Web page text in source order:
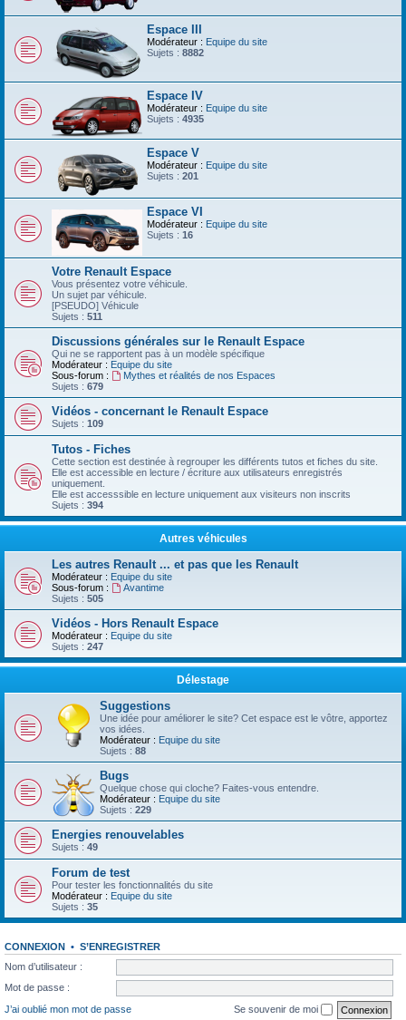
Espace III
Modérateur : Equipe du site
Sujets : 8882
Espace IV
Modérateur : Equipe du site
Sujets : 4935
Espace V
Modérateur : Equipe du site
Sujets : 201
Espace VI
Modérateur : Equipe du site
Sujets : 16
Votre Renault Espace
Vous présentez votre véhicule.
Un sujet par véhicule.
[PSEUDO] Véhicule
Sujets : 511
Discussions générales sur le Renault Espace
Qui ne se rapportent pas à un modèle spécifique
Modérateur : Equipe du site
Sous-forum :
Mythes et réalités de nos Espaces
Sujets : 679
Vidéos - concernant le Renault Espace
Sujets : 109
Tutos - Fiches
Cette section est destinée à regrouper les différents tutos et fiches du site.
Elle est accessible en lecture / écriture aux utilisateurs enregistrés
uniquement.
Elle est accesssible en lecture uniquement aux visiteurs non inscrits
Sujets : 394
Autres véhicules
Les autres Renault ... et pas que les Renault
Modérateur : Equipe du site
Sous-forum :
Avantime
Sujets : 505
Vidéos - Hors Renault Espace
Modérateur : Equipe du site
Sujets : 247
Délestage
Suggestions
Une idée pour améliorer le site? Cet espace est le vôtre, apportez
vos idées.
Modérateur : Equipe du site
Sujets : 88
Bugs
Quelque chose qui cloche? Faites-vous entendre.
Modérateur : Equipe du site
Sujets : 229
Energies renouvelables
Sujets : 49
Forum de test
Pour tester les fonctionnalités du site
Modérateur : Equipe du site
Sujets : 35
CONNEXION • S’ENREGISTRER
Nom d’utilisateur :
Mot de passe :
J’ai oublié mon mot de passe
Se souvenir de moi